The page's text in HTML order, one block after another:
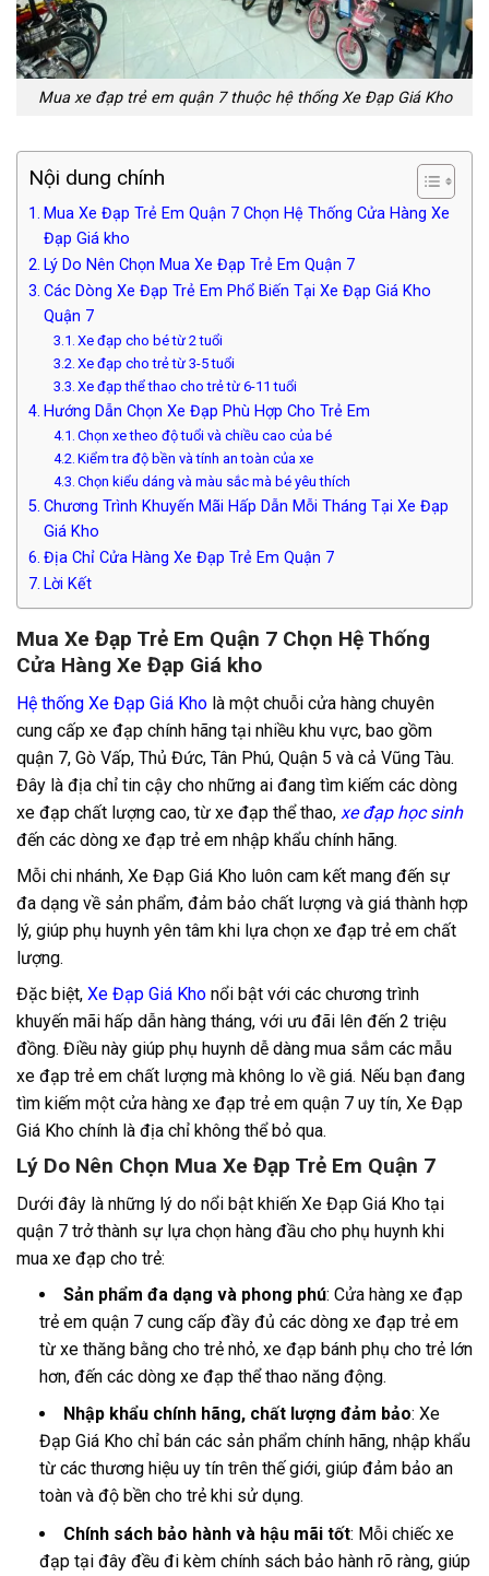
Mua xe đạp trẻ em quận 7 thuộc hệ thống Xe Đạp Giá Kho
Nội dung chính
Mua Xe Đạp Trẻ Em Quận 7 Chọn Hệ Thống Cửa Hàng Xe
Đạp Giá kho
Lý Do Nên Chọn Mua Xe Đạp Trẻ Em Quận 7
Các Dòng Xe Đạp Trẻ Em Phổ Biến Tại Xe Đạp Giá Kho
Quận 7
Xe đạp cho bé từ 2 tuổi
Xe đạp cho trẻ từ 3-5 tuổi
Xe đạp thể thao cho trẻ từ 6-11 tuổi
Hướng Dẫn Chọn Xe Đạp Phù Hợp Cho Trẻ Em
Chọn xe theo độ tuổi và chiều cao của bé
Kiểm tra độ bền và tính an toàn của xe
Chọn kiểu dáng và màu sắc mà bé yêu thích
Chương Trình Khuyến Mãi Hấp Dẫn Mỗi Tháng Tại Xe Đạp
Giá Kho
Địa Chỉ Cửa Hàng Xe Đạp Trẻ Em Quận 7
Lời Kết
Mua Xe Đạp Trẻ Em Quận 7 Chọn Hệ Thống
Cửa Hàng Xe Đạp Giá kho
Hệ thống Xe Đạp Giá Kho là một chuỗi cửa hàng chuyên
cung cấp xe đạp chính hãng tại nhiều khu vực, bao gồm
quận 7, Gò Vấp, Thủ Đức, Tân Phú, Quận 5 và cả Vũng Tàu.
Đây là địa chỉ tin cậy cho những ai đang tìm kiếm các dòng
xe đạp chất lượng cao, từ xe đạp thể thao, xe đạp học sinh
đến các dòng xe đạp trẻ em nhập khẩu chính hãng.
Mỗi chi nhánh, Xe Đạp Giá Kho luôn cam kết mang đến sự
đa dạng về sản phẩm, đảm bảo chất lượng và giá thành hợp
lý, giúp phụ huynh yên tâm khi lựa chọn xe đạp trẻ em chất
lượng.
Đặc biệt, Xe Đạp Giá Kho nổi bật với các chương trình
khuyến mãi hấp dẫn hàng tháng, với ưu đãi lên đến 2 triệu
đồng. Điều này giúp phụ huynh dễ dàng mua sắm các mẫu
xe đạp trẻ em chất lượng mà không lo về giá. Nếu bạn đang
tìm kiếm một cửa hàng xe đạp trẻ em quận 7 uy tín, Xe Đạp
Giá Kho chính là địa chỉ không thể bỏ qua.
Lý Do Nên Chọn Mua Xe Đạp Trẻ Em Quận 7
Dưới đây là những lý do nổi bật khiến Xe Đạp Giá Kho tại
quận 7 trở thành sự lựa chọn hàng đầu cho phụ huynh khi
mua xe đạp cho trẻ:
Sản phẩm đa dạng và phong phú: Cửa hàng xe đạp
trẻ em quận 7 cung cấp đầy đủ các dòng xe đạp trẻ em
từ xe thăng bằng cho trẻ nhỏ, xe đạp bánh phụ cho trẻ lớn
hơn, đến các dòng xe đạp thể thao năng động.
Nhập khẩu chính hãng, chất lượng đảm bảo: Xe
Đạp Giá Kho chỉ bán các sản phẩm chính hãng, nhập khẩu
từ các thương hiệu uy tín trên thế giới, giúp đảm bảo an
toàn và độ bền cho trẻ khi sử dụng.
Chính sách bảo hành và hậu mãi tốt: Mỗi chiếc xe
đạp tại đây đều đi kèm chính sách bảo hành rõ ràng, giúp